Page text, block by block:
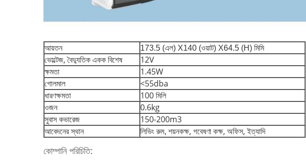
আয়তন 173.5 (এল) X140 (ওয়াট) X64.5 (H) মিমি
ভোল্টেজ, বৈদ্যুতিক একক বিশেষ
12V
ক্ষমতা
1.45W
গোলমাল
<55dba
ধারণক্ষমতা
100 মিলি
ওজন
0.6kg
সুবাস কভারেজ
150-200m3
আবেদনের স্থান
লিভিং রুম, শয়নকক্ষ, গবেষণা কক্ষ, অফিস, ইত্যাদি
কোম্পানি পরিচিতি: